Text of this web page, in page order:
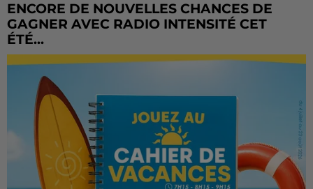
ENCORE DE NOUVELLES CHANCES DE
GAGNER AVEC RADIO INTENSITÉ CET
ÉTÉ...